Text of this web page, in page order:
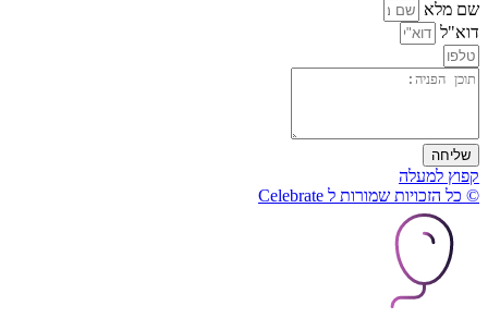
שם מלא
דוא"ל
שליחה
קפוץ למעלה
© כל הזכויות שמורות ל Celebrate